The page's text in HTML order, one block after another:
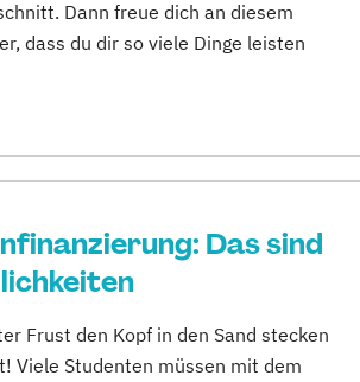
Dann freue dich an diesem
dass du dir so viele Dinge leisten
Das sind
Frust den Kopf in den Sand stecken
Viele Studenten müssen mit dem